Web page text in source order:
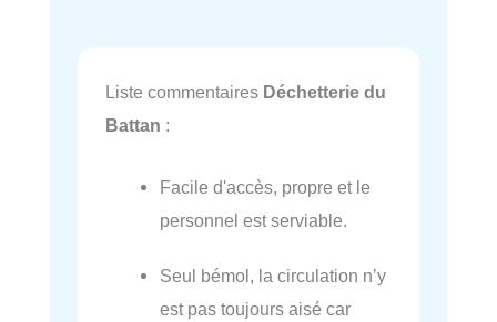
Liste commentaires Déchetterie du
Battan :
Facile d'accès, propre et le
personnel est serviable.
Seul bémol, la circulation n’y
est pas toujours aisé car